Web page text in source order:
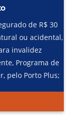
de R$ 30
ou acidental,
invalidez
Programa de
pelo Porto Plus;